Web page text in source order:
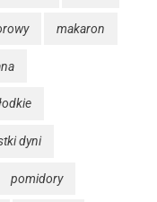
makaron
dyni
pomidory